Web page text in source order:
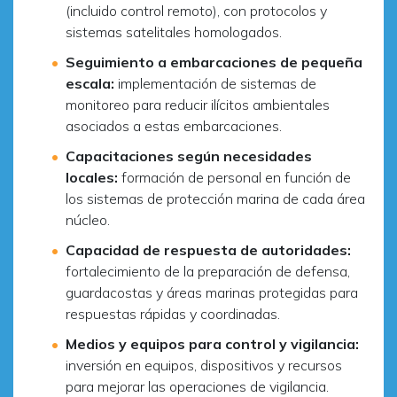
(incluido control remoto), con protocolos y
sistemas satelitales homologados.
Seguimiento a embarcaciones de pequeña
escala: implementación de sistemas de
monitoreo para reducir ilícitos ambientales
asociados a estas embarcaciones.
Capacitaciones según necesidades
locales: formación de personal en función de
los sistemas de protección marina de cada área
núcleo.
Capacidad de respuesta de autoridades:
fortalecimiento de la preparación de defensa,
guardacostas y áreas marinas protegidas para
respuestas rápidas y coordinadas.
Medios y equipos para control y vigilancia:
inversión en equipos, dispositivos y recursos
para mejorar las operaciones de vigilancia.